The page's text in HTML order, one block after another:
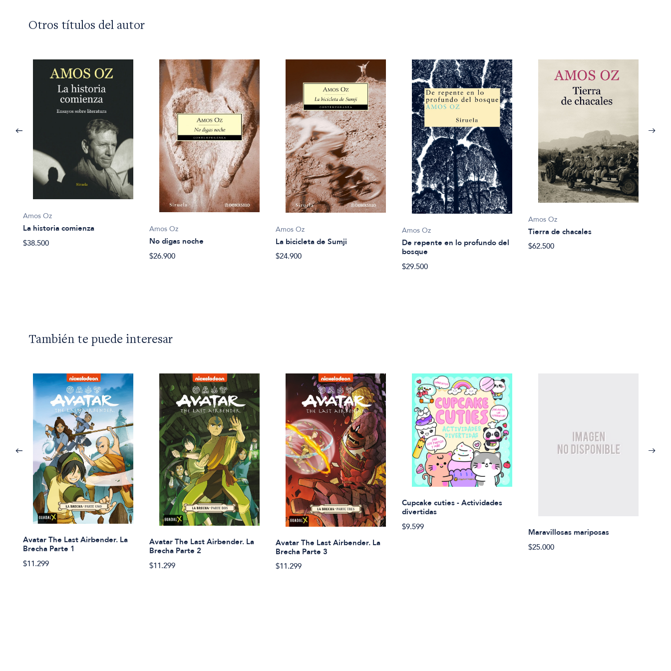
Otros títulos del autor
Amos Oz
La historia comienza
$38.500
Amos Oz
No digas noche
$26.900
Amos Oz
La bicicleta de Sumji
$24.900
Amos Oz
De repente en lo profundo del
bosque
$29.500
Amos Oz
Tierra de chacales
$62.500
También te puede interesar
Avatar The Last Airbender. La
Brecha Parte 1
$11.299
Avatar The Last Airbender. La
Brecha Parte 2
$11.299
Avatar The Last Airbender. La
Brecha Parte 3
$11.299
Cupcake cuties - Actividades
divertidas
$9.599
Maravillosas mariposas
$25.000